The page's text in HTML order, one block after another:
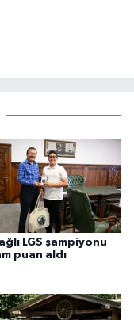
LGS şampiyonu
puan aldı